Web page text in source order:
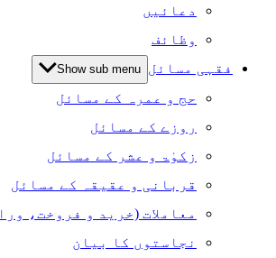
دعائیں
وظائف
فقہی مسائل Show sub menu
حج و عمرہ کے مسائل
روزے کے مسائل
زکوٰۃ و عشر کے مسائل
قربانی و عقیقہ کے مسائل
معاملات (خرید و فروخت،
نجاستوں کا بیان